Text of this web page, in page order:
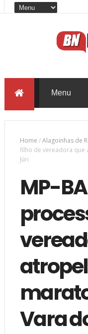
Home /Alagoinhas de
filho de vereadora que
Júri
MP-
Vara